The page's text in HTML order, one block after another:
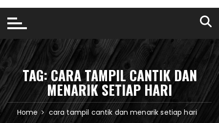
TAG:CARA TAMPIL CANTIK DAN
MENARIK SETIAP HARI
Home cara tampil cantik dan menarik setiap hari